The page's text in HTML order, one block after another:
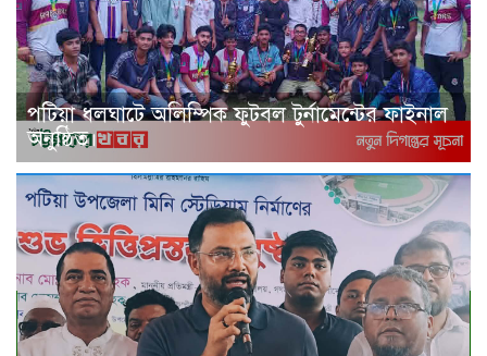
পটিয়া ধলঘাটে অলিম্পিক ফুটবল টুর্নামেন্টের ফাইনাল
অনুষ্ঠিত।